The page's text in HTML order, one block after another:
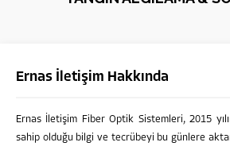
Ernas İletişim Hakkında
Ernas İletişim Fiber Optik Sistemleri, 2015
sahip olduğu bilgi ve tecrübeyi bu günlere